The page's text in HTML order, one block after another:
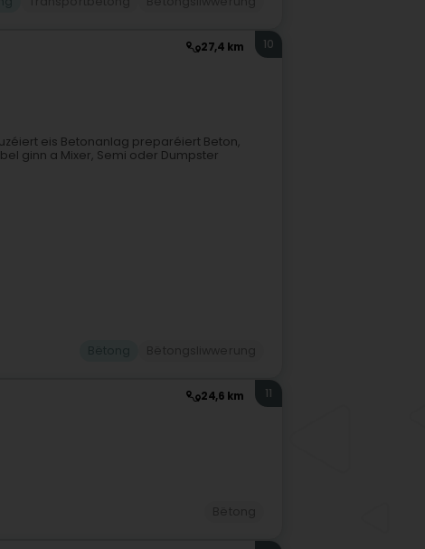
27,4 km 10
eis Betonanlag preparéiert Beton,
ginn a Mixer, Semi oder Dumpster
24,6 km 11